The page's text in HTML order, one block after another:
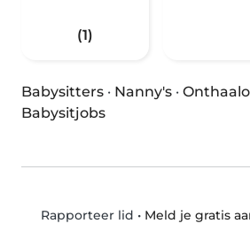
(1)
Babysitters · Nanny's ·
Babysitjobs
Rapporteer lid • Meld je gratis